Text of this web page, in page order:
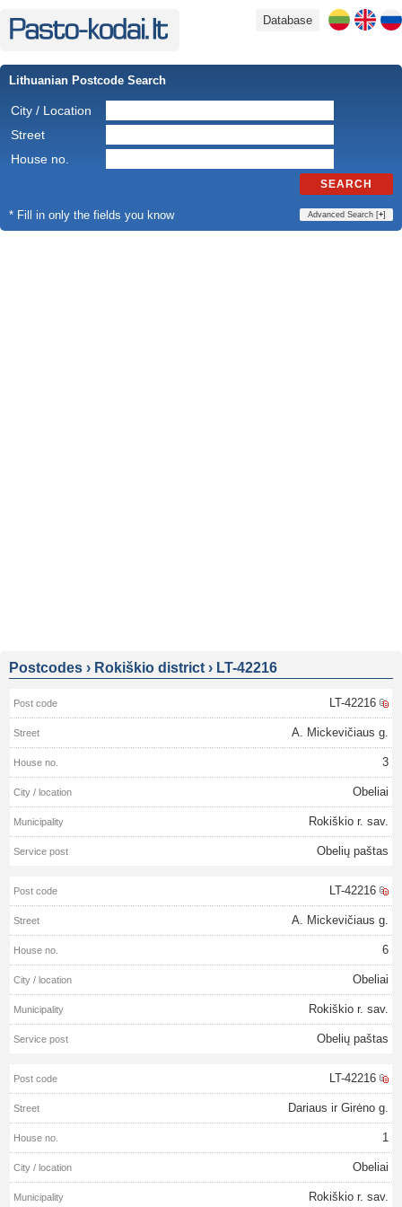
Database
Lithuanian Postcode Search
City / Location
Street
House no.
SEARCH
* Fill in only the fields you know Advanced Search [+]
Postcodes › Rokiškio district › LT-42216
LT-42216
A. Mickevičiaus g.
3
Obeliai
Rokiškio r. sav.
Obelių paštas
LT-42216
A. Mickevičiaus g.
6
Obeliai
Rokiškio r. sav.
Obelių paštas
LT-42216
Dariaus ir Girėno g.
1
Obeliai
Rokiškio r. sav.